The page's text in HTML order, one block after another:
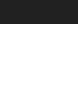
de alumnos